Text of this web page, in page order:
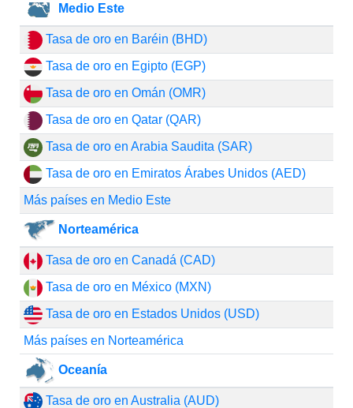
Medio Este
Tasa de oro en Baréin (BHD)
Tasa de oro en Egipto (EGP)
Tasa de oro en Omán (OMR)
Tasa de oro en Qatar (QAR)
Tasa de oro en Arabia Saudita (SAR)
Tasa de oro en Emiratos Árabes Unidos (AED)
Más países en Medio Este
Norteamérica
Tasa de oro en Canadá (CAD)
Tasa de oro en México (MXN)
Tasa de oro en Estados Unidos (USD)
Más países en Norteamérica
Oceanía
Tasa de oro en Australia (AUD)